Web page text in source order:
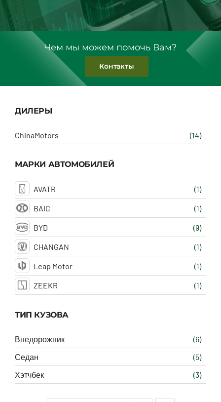
Чем мы можем помочь Вам?
Контакты
ДИЛЕРЫ
ChinaMotors (14)
МАРКИ АВТОМОБИЛЕЙ
AVATR (1)
BAIC (1)
BYD (9)
CHANGAN (1)
Leap Motor (1)
ZEEKR (1)
ТИП КУЗОВА
Внедорожник
(6)
Седан
(5)
Хэтчбек
(3)